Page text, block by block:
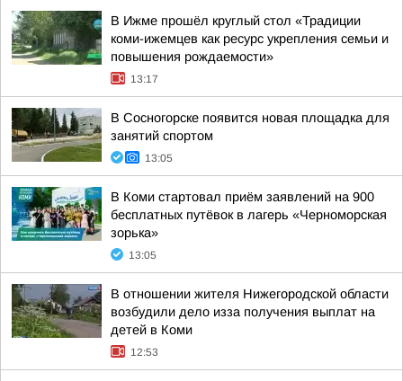
В Ижме прошёл круглый стол «Традиции
коми-ижемцев как ресурс укрепления семьи и
повышения рождаемости»
13:17
В Сосногорске появится новая площадка для
занятий спортом
13:05
В Коми стартовал приём заявлений на 900
бесплатных путёвок в лагерь «Черноморская
зорька»
13:05
В отношении жителя Нижегородской области
возбудили дело изза получения выплат на
детей в Коми
12:53